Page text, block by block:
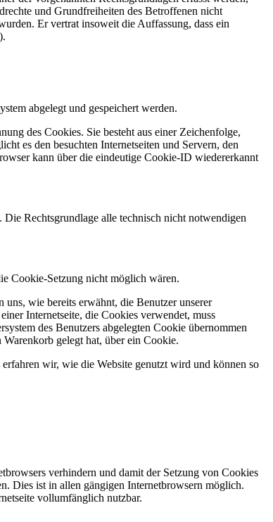
und Grundfreiheiten des Betroffenen nicht
Er vertrat insoweit die Auffassung, dass ein
abgelegt und gespeichert werden.
des Cookies. Sie besteht aus einer Zeichenfolge,
es den besuchten Internetseiten und Servern, den
kann über die eindeutige Cookie-ID wiedererkannt
Rechtsgrundlage alle technisch nicht notwendigen
Cookie-Setzung nicht möglich wären.
wie bereits erwähnt, die Benutzer unserer
Internetseite, die Cookies verwendet, muss
des Benutzers abgelegten Cookie übernommen
gelegt hat, über ein Cookie.
wir, wie die Website genutzt wird und können so
verhindern und damit der Setzung von Cookies
Dies ist in allen gängigen Internetbrowsern möglich.
vollumfänglich nutzbar.